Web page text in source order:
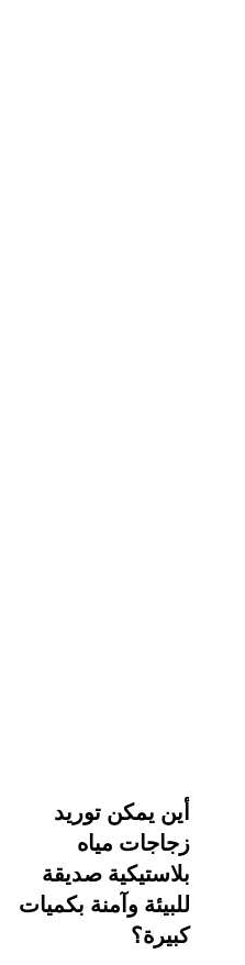
أين يمكن توريد
زجاجات مياه
بلاستيكية صديقة
للبيئة وآمنة بكميات
كبيرة؟